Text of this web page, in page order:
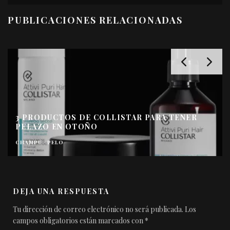
PUBLICACIONES RELACIONADAS
3 PRODUCTOS DE COLLISTAR PARA TENER
PELAZO EN OTOÑO
CHAMPÚ PELO
DEJA UNA RESPUESTA
Tu dirección de correo electrónico no será publicada. Los
campos obligatorios están marcados con *